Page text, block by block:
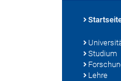
Studium
Lehre